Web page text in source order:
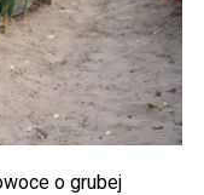
o grubej